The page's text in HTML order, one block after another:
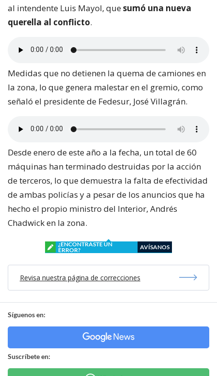
al intendente Luis Mayol, quesumó una nueva
querella al conflicto.
Medidas que no detienen la quema de camiones en
la zona, lo que genera malestar en el gremio, como
señaló el presidente de Fedesur, José Villagrán.
Desde enero de este año a la fecha, un total de 60
máquinas han terminado destruidas por la acción
de terceros, lo que demuestra la falta de efectividad
de ambas policías y a pesar de los anuncios que ha
hecho el propio ministro del Interior, Andrés
Chadwick en la zona.
¿ENCONTRASTE UN
ERROR?
AVÍSANOS
Revisa nuestra página de correcciones
Síguenos en:
Suscríbete en: